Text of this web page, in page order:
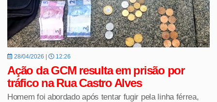
28/04/2026 | 12:26
Ação da GCM resulta em prisão por
tráfico na Rua Castro Alves
Homem foi abordado após tentar fugir pela linha férrea,